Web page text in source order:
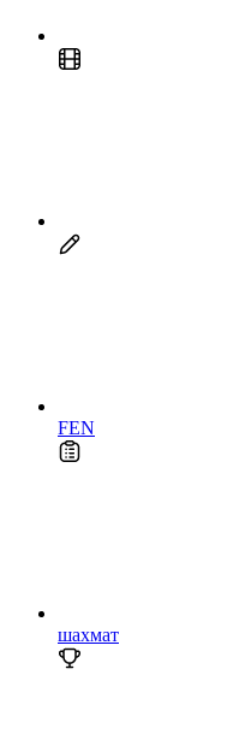
FEN
шахмат